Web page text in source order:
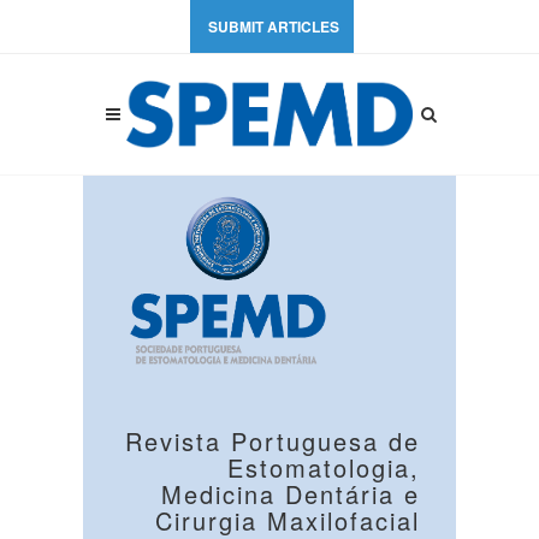
SUBMIT ARTICLES
Revista Portuguesa de
Estomatologia,
Medicina Dentária e
Cirurgia Maxilofacial